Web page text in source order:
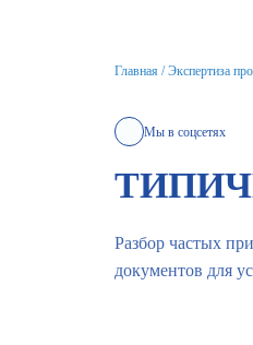
Главная /Экспертиза
Мы в соцсетях
Разбор частых
документов для